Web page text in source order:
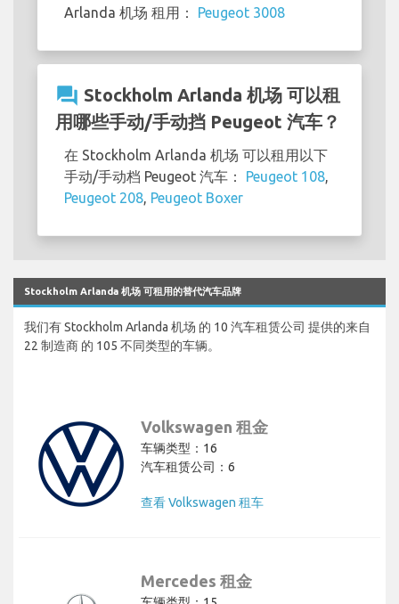
Arlanda 机场 租用： Peugeot 3008
question_answer Stockholm Arlanda 机场 可以租
用哪些手动/手动挡 Peugeot 汽车？
在 Stockholm Arlanda 机场 可以租用以下
手动/手动档 Peugeot 汽车： Peugeot 108
Peugeot 208 Peugeot Boxer
Stockholm Arlanda 机场 可租用的替代汽车品牌
我们有 Stockholm Arlanda 机场 的 10 汽车租赁公司 提供的来自
22 制造商 的 105 不同类型的车辆。
Volkswagen 租金
车辆类型：16
汽车租赁公司：6
查看 Volkswagen 租车
Mercedes 租金